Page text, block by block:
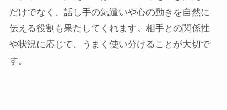
だけでなく、話し手の気遣いや心の動きを自然に
伝える役割も果たしてくれます。相手との関係性
や状況に応じて、うまく使い分けることが大切で
す。